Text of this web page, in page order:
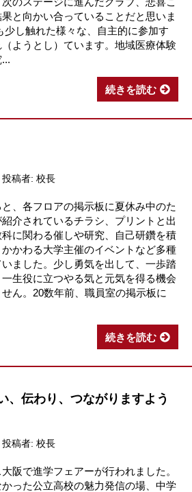
と向かい合っていることだと思いま
少し触れた様々な、自主的に参加す
ようとし）ています。地域医療体験
続きを読む
投稿者: 校長
、各フロアの掲示板に夏休み中のた
介されているチラシ、プリントと出
に関わる催しや研究、自己研鑽を積
かわる大学主催のイベントなど多種
ました。少し勇気を出して、一歩踏
生役に立つやる気と元気を得る機会
ん。20数年前、職員室の掲示板に
続きを読む
、伝わり、つながりますよう
投稿者: 校長
阪で進学フェアーが行われました。
った公立高校の魅力発信の場、中学